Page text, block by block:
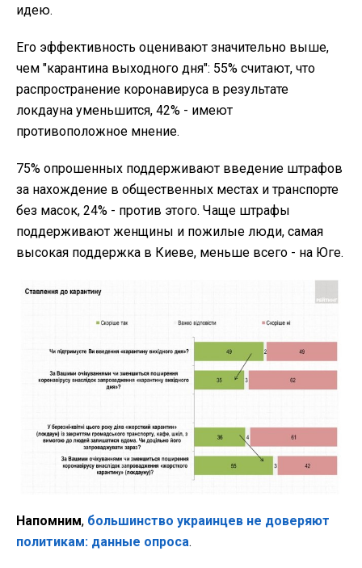
идею.
Его эффективность оценивают значительно выше,
чем "карантина выходного дня": 55% считают, что
распространение коронавируса в результате
локдауна уменьшится, 42% - имеют
противоположное мнение.
75% опрошенных поддерживают введение штрафов
за нахождение в общественных местах и ​​транспорте
без масок, 24% - против этого. Чаще штрафы
поддерживают женщины и пожилые люди, самая
высокая поддержка в Киеве, меньше всего - на Юге.
Напомним, большинство украинцев не доверяют
политикам: данные опроса.